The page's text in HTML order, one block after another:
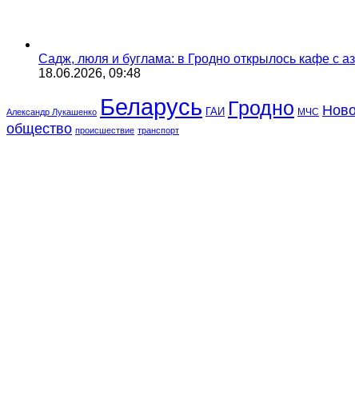
Садж, люля и буглама: в Гродно открылось кафе с
18.06.2026, 09:48
Александр Лукашенко Беларусь ГАИ Гродно МЧС
общество происшествие транспорт